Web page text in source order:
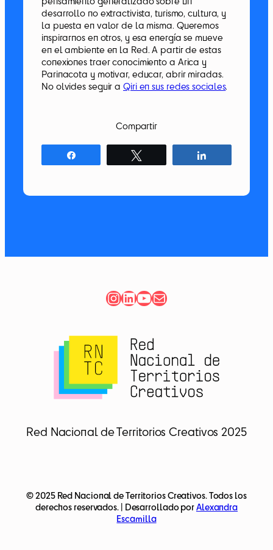
desarrollo no extractivista, turismo, cultura, y
la puesta en valor de la misma. Queremos
inspirarnos en otros, y esa energía se mueve
en el ambiente en la Red. A partir de estas
conexiones traer conocimiento a Arica y
Parinacota y motivar, educar, abrir miradas.
No olvides seguir aQiri en sus redes sociales.
Compartir
Instagram
LinkedIn
YouTube
Correo electrónico
Red Nacional de Territorios Creativos 2025
© 2025 Red Nacional de Territorios Creativos. Todos los
derechos reservados. | Desarrollado porAlexandra
Escamilla